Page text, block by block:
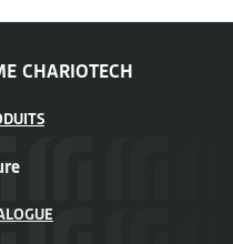
CHARIOTECH